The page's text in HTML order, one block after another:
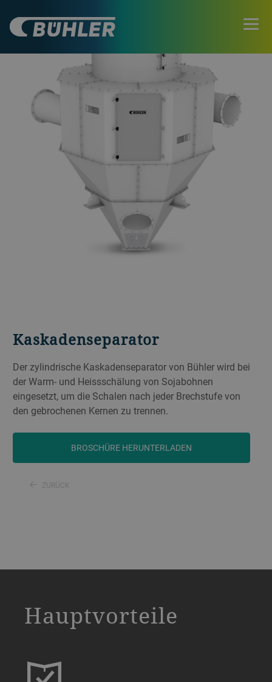
Kaskadenseparator
Der zylindrische Kaskadenseparator von Bühler wird bei
der Warm- und Heissschälung von Sojabohnen
eingesetzt, um die Schalen nach jeder Brechstufe von
den gebrochenen Kernen zu trennen.
BROSCHÜRE HERUNTERLADEN
ZURÜCK
Hauptvorteile